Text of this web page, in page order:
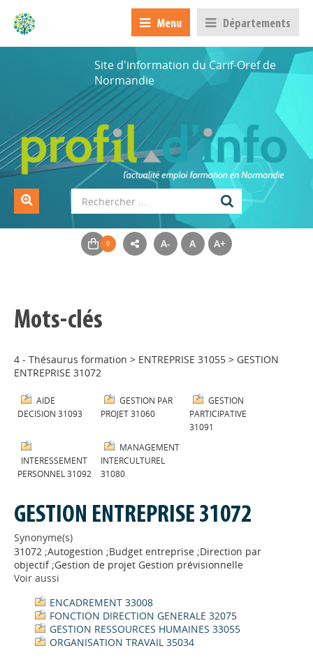
Menu Départements
Site d'information du Carif-Oref de
Normandie
A- A A+
Mots-clés
4 - Thésaurus formation > ENTREPRISE 31055 > GESTION
ENTREPRISE 31072
AIDE
DECISION 31093
GESTION PAR
PROJET 31060
GESTION
PARTICIPATIVE
31091
INTERESSEMENT
PERSONNEL 31092
MANAGEMENT
INTERCULTUREL
31080
GESTION ENTREPRISE 31072
Synonyme(s)
31072 ;Autogestion ;Budget entreprise ;Direction par
objectif ;Gestion de projet Gestion prévisionnelle
Voir aussi
ENCADREMENT 33008
FONCTION DIRECTION GENERALE 32075
GESTION RESSOURCES HUMAINES 33055
ORGANISATION TRAVAIL 35034